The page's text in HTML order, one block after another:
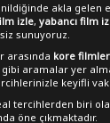
akla gelen
izle, yabancı film
sunuyoruz.
arasında kore
gibi aramalar yer
keyifli
tercihlerden biri
öne çıkmaktadır.